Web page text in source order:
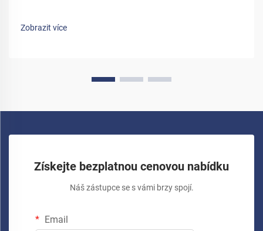
Zobrazit více
Získejte bezplatnou cenovou nabídku
Náš zástupce se s vámi brzy spojí.
Email